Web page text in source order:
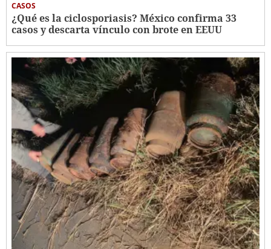
CASOS
¿Qué es la ciclosporiasis? México confirma 33
casos y descarta vínculo con brote en EEUU